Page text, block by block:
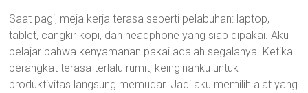
Saat pagi, meja kerja terasa seperti pelabuhan: laptop,
tablet, cangkir kopi, dan headphone yang siap dipakai. Aku
belajar bahwa kenyamanan pakai adalah segalanya. Ketika
perangkat terasa terlalu rumit, keinginanku untuk
produktivitas langsung memudar. Jadi aku memilih alat yang